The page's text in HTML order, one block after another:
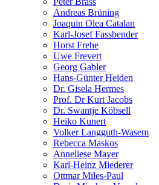
Andreas Brüning
Joaquin Olea Catalan
Karl-Josef Fassbender
Horst Frehe
Uwe Frevert
Georg Gabler
Hans-Günter Heiden
Dr. Gisela Hermes
Prof. Dr Kurt Jacobs
Dr. Swantje Köbsell
Heiko Kunert
Volker Langguth-Wasem
Rebecca Maskos
Anneliese Mayer
Karl-Heinz Miederer
Ottmar Miles-Paul